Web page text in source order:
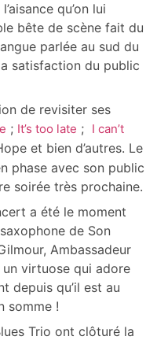
qu’on lui
bête de scène fait du
parlée au sud du
satisfaction du public
de revisiter ses
; It’s too late ; I can’t
et bien d’autres. Le
phase avec son public
soirée très prochaine.
a été le moment
de Son
Ambassadeur
virtuose qui adore
depuis qu’il est au
somme !
Trio ont clôturé la